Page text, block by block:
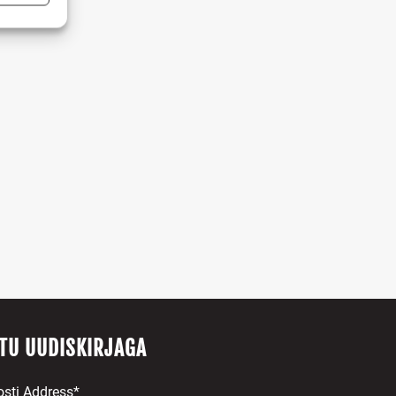
active
UUDISKIRJAGA
Address*